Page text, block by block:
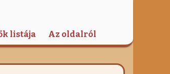
listája Az oldalról